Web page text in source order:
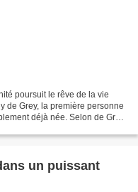
poursuit le rêve de la vie
de Grey, la première personne
déjà née. Selon de Grey,
un puissant